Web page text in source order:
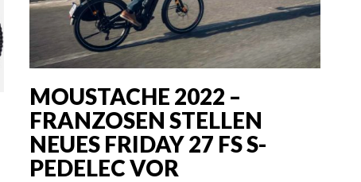
MOUSTACHE 2022 –
FRANZOSEN STELLEN
NEUES FRIDAY 27 FS S-
PEDELEC VOR